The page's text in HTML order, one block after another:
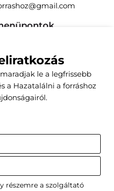
csomagok
Szerződési Feltételek
le a legfrissebb
a Hazatalálni a forráshoz
részemre a szolgáltató